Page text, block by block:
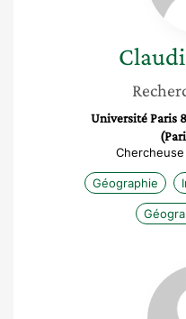
Université Paris
Géographie